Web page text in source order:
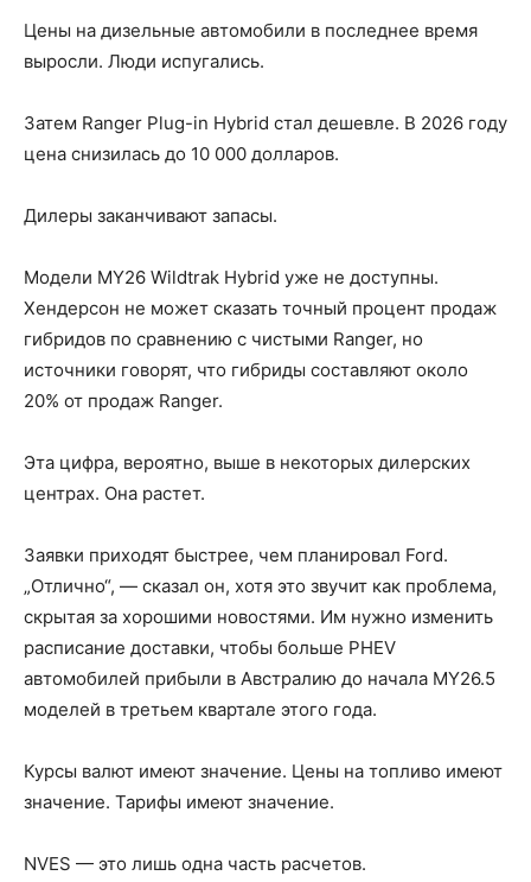
Цены на дизельные автомобили в последнее время
выросли. Люди испугались.
Затем Ranger Plug-in Hybrid стал дешевле. В 2026 году
цена снизилась до 10 000 долларов.
Дилеры заканчивают запасы.
Модели MY26 Wildtrak Hybrid уже не доступны.
Хендерсон не может сказать точный процент продаж
гибридов по сравнению с чистыми Ranger, но
источники говорят, что гибриды составляют около
20% от продаж Ranger.
Эта цифра, вероятно, выше в некоторых дилерских
центрах. Она растет.
Заявки приходят быстрее, чем планировал Ford.
„Отлично“, — сказал он, хотя это звучит как проблема,
скрытая за хорошими новостями. Им нужно изменить
расписание доставки, чтобы больше PHEV
автомобилей прибыли в Австралию до начала MY26.5
моделей в третьем квартале этого года.
Курсы валют имеют значение. Цены на топливо имеют
значение. Тарифы имеют значение.
NVES — это лишь одна часть расчетов.